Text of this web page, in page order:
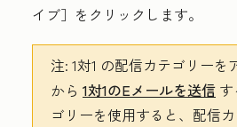
イブ］ をクリックします。
注: 1対1 の配信カテゴリーを
から 1対1のEメールを送信
ゴリーを使用すると、配信